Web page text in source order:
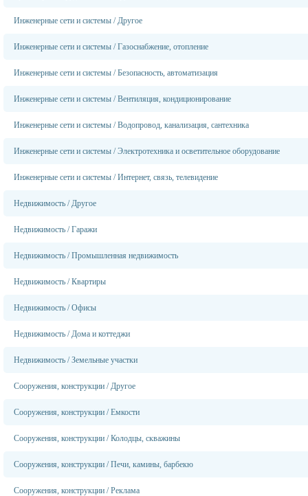
Инженерные сети и системы /Другое
Инженерные сети и системы /Газоснабжение, отопление
Инженерные сети и системы /Безопасность, автоматизация
Инженерные сети и системы /Вентиляция, кондиционирование
Инженерные сети и системы /Водопровод, канализация, сантехника
Инженерные сети и системы /Электротехника и осветительное оборудование
Инженерные сети и системы /Интернет, связь, телевидение
Недвижимость /Другое
Недвижимость /Гаражи
Недвижимость /Промышленная недвижимость
Недвижимость /Квартиры
Недвижимость /Офисы
Недвижимость /Дома и коттеджи
Недвижимость /Земельные участки
Сооружения, конструкции /Другое
Сооружения, конструкции /Емкости
Сооружения, конструкции /Колодцы, скважины
Сооружения, конструкции /Печи, камины, барбекю
Сооружения, конструкции /Реклама